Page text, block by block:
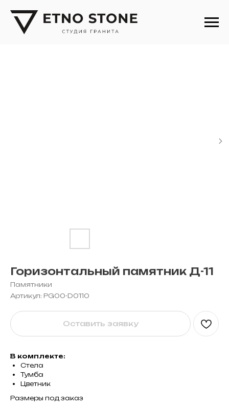
Горизонтальный памятник Д-11
Памятники
Артикул: PG00-D0110
Оставить заявку
В комплекте:
Стела
Тумба
Цветник
Размеры под заказ